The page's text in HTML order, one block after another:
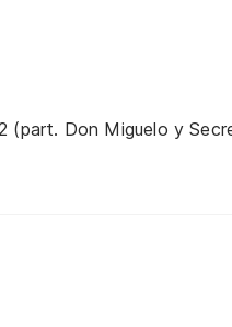
(part. Don Miguelo y